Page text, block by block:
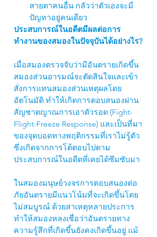
สายตาคนอื่น กลัวว่าตัวเองจะมี
ปัญหาอยู่คนเดียว
ประสบการณ์ในอดีตมีผลต่อการ
ทำงานของสมองในปัจจุบันได้อย่างไร?
เมื่อสมองตรวจจับว่ามีอันตรายเกิดขึ้น
สมองส่วนอารมณ์จะตัดสินใจและเข้า
สั่งการแทนสมองส่วนเหตุผลโดย
อัตโนมัติ ทำให้เกิดการตอบสนองผ่าน
สัญชาตญาณการเอาตัวรอด (Fight-
Flight-Freeze Response) และเป็นที่มา
ของจุดบอดทางพฤติกรรมที่เราไม่รู้ตัว
ซึ่งเกิดจากการโต้ตอบไปตาม
ประสบการณ์ในอดีตที่เคยได้ซึมซับมา
ในสมองมนุษย์วงจรการตอบสนองต่อ
ภัยอันตรายมีแนวโน้มที่จะเกิดขึ้นโดย
ไม่สมบูรณ์ ด้วยสาเหตุหลายประการ
ทำให้สมองหลงเชื่อว่าอันตรายทาง
ความรู้สึกที่เกิดขึ้นยังคงเกิดขึ้นอยู่ แม้